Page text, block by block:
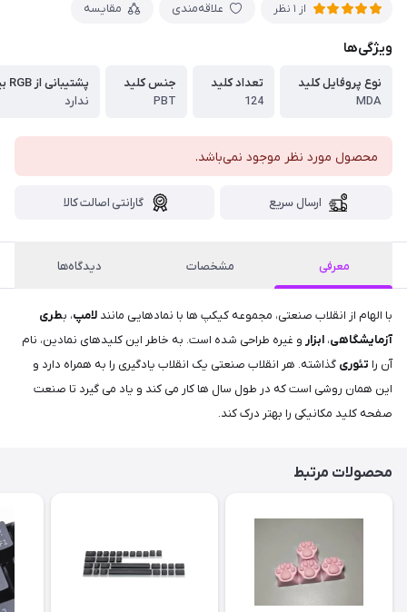
از 1 نظر علاقه‌مندی مقایسه
ویژگی‌ها
نوع پروفایل کلید
MDA
تعداد کلید
124
جنس کلید
PBT
پشتیبانی از RGB بین حروف
ندارد
محصول مورد نظر موجود نمی‌باشد.
ارسال سریع گارانتی اصالت کالا
معرفی مشخصات دیدگاه‌ها
با الهام از انقلاب صنعتی، مجموعه کیکپ ها با نمادهایی مانندلامپ، بطری
آزمایشگاهی، ابزار و غیره طراحی شده است. به خاطر این کلیدهای نمادین، نام
آن را تئوری گذاشته. هر انقلاب صنعتی یک انقلاب یادگیری را به همراه دارد و
این همان روشی است که در طول سال ها کار می کند و یاد می گیرد تا صنعت
صفحه کلید مکانیکی را بهتر درک کند.
محصولات مرتبط